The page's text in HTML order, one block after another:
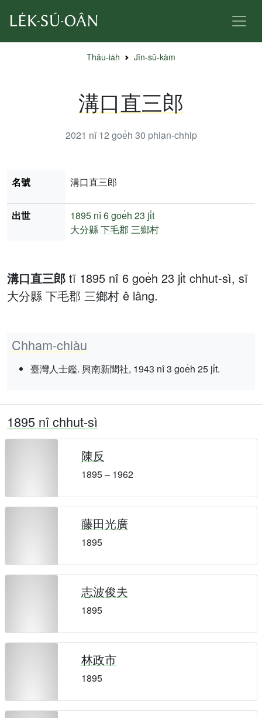
Thâu-ia̍h Jîn-sū-kàm
溝口直三郎
2021 nî 12 goe̍h 30 phian-chhip
溝口直三郎 tī 1895 nî 6 goe̍h 23 ji̍t chhut-sì, sī
大分縣 下毛郡 三鄉村 ê lâng.
Chham-chiàu
臺灣人士鑑. 興南新聞社, 1943 nî 3 goe̍h 25 ji̍t.
名號 溝口直三郎
出世 1895 nî6 goe̍h 23 ji̍t
大分縣下毛郡 三鄉村
1895 nî chhut-sì
陳反
1895 – 1962
藤田光廣
1895
志波俊夫
1895
林政市
1895